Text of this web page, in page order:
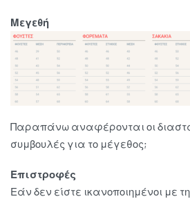
Μεγεθή
Παραπάνω αναφέρονται οι
συμβουλές για το μέγεθος;
Επιστροφές
Εάν δεν είστε ικανοποιημένοι με